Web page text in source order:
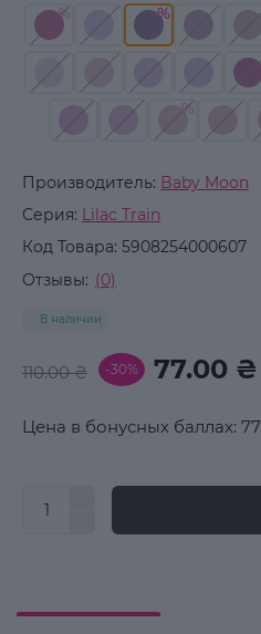
Производитель: Baby Moon
Серия: Lilac Train
Код Товара: 5908254000607
Отзывы: (0)
В наличии
110.00 ₴ -30% 77.00 ₴
Цена в бонусных баллах: 77